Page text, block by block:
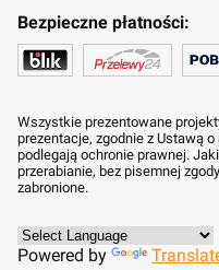
Bezpieczne płatności:
Wszystkie prezentowane
prezentacje, zgodnie z Ustawą
podlegają ochronie prawnej.
przerabianie, bez pisemnej
zabronione.
Powered by